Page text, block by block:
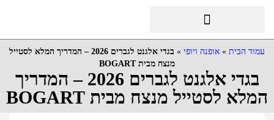
עמוד הבית » אופנה ויופי »
בגדי אלגנט לגברים 2026 – המדריך המלא לסטייל
מנצח מבית BOGART
בגדי אלגנט לגברים 2026 – המדריך
המלא לסטייל מנצח מבית BOGART